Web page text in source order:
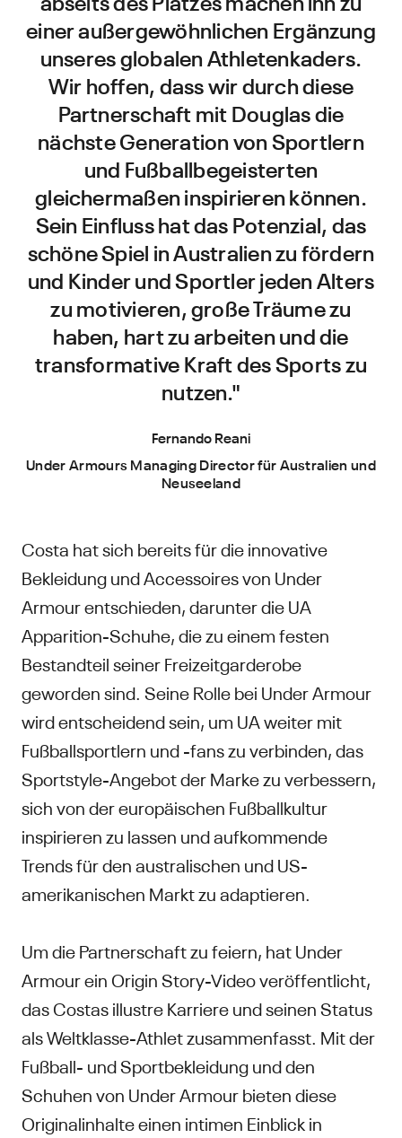
einer außergewöhnlichen Ergänzung
unseres globalen Athletenkaders.
Wir hoffen, dass wir durch diese
Partnerschaft mit Douglas die
nächste Generation von Sportlern
und Fußballbegeisterten
gleichermaßen inspirieren können.
Sein Einfluss hat das Potenzial, das
schöne Spiel in Australien zu fördern
und Kinder und Sportler jeden Alters
zu motivieren, große Träume zu
haben, hart zu arbeiten und die
transformative Kraft des Sports zu
nutzen."
Fernando Reani
Under Armours Managing Director für Australien und
Neuseeland
Costa hat sich bereits für die innovative
Bekleidung und Accessoires von Under
Armour entschieden, darunter die UA
Apparition-Schuhe, die zu einem festen
Bestandteil seiner Freizeitgarderobe
geworden sind. Seine Rolle bei Under Armour
wird entscheidend sein, um UA weiter mit
Fußballsportlern und -fans zu verbinden, das
Sportstyle-Angebot der Marke zu verbessern,
sich von der europäischen Fußballkultur
inspirieren zu lassen und aufkommende
Trends für den australischen und US-
amerikanischen Markt zu adaptieren.
Um die Partnerschaft zu feiern, hat Under
Armour ein Origin Story-Video veröffentlicht,
das Costas illustre Karriere und seinen Status
als Weltklasse-Athlet zusammenfasst. Mit der
Fußball- und Sportbekleidung und den
Schuhen von Under Armour bieten diese
Originalinhalte einen intimen Einblick in